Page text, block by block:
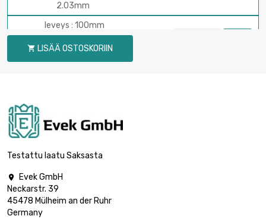
2.03mm
leveys : 100mm
pituus : 100mm
Paksuus / vahvuus
: 3.18mm
vahvuus : 3.96mm
Paksuus / vahvuus
: 6.6mm
leveys : 100mm
pituus : 100mm
 LISÄÄ OSTOSKORIIN
Testattu laatu Saksasta

Evek GmbH
Neckarstr. 39
45478 Mülheim an der Ruhr
Germany